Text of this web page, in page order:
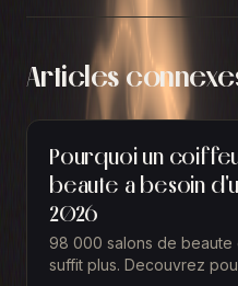
Articles
Pourquoi un
beaute a besoin
2026
98 000 salons de beaute
suffit plus. Decouvrez